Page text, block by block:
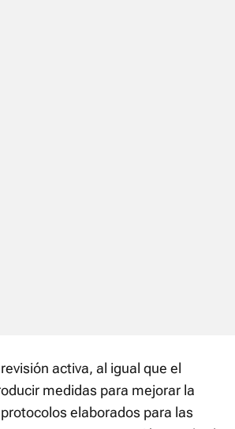
activa, al igual que el
medidas para mejorar la
elaborados para las